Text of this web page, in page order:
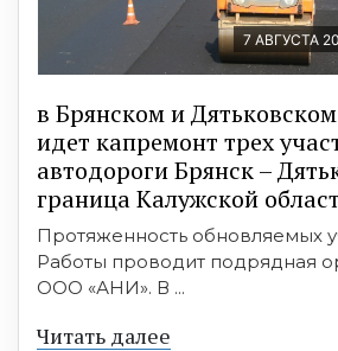
7 АВГУСТА
в Брянском и
идет капремонт трех
автодороги Брянск –
граница Калужской
Протяженность обновляемых
Работы проводит подрядная
ООО «АНИ». В ...
Читать далее